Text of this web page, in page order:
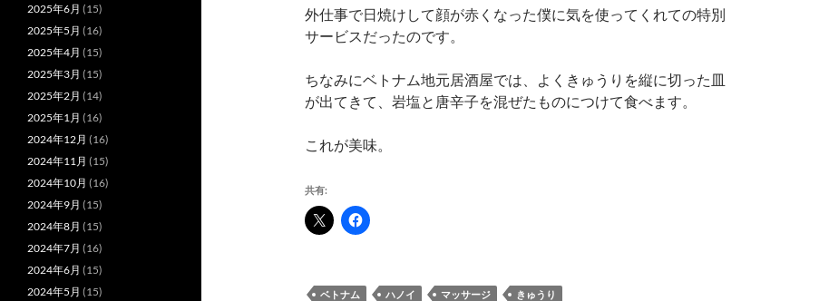
外仕事で日焼けして顔が赤くなった僕に気を使ってくれての特別
サービスだったのです。
ちなみにベトナム地元居酒屋では、よくきゅうりを縦に切った皿
が出てきて、岩塩と唐辛子を混ぜたものにつけて食べます。
これが美味。
共有:
ベトナム ハノイ マッサージ きゅうり
2025年6月 (15)
2025年5月 (16)
2025年4月 (15)
2025年3月 (15)
2025年2月 (14)
2025年1月 (16)
2024年12月 (16)
2024年11月 (15)
2024年10月 (16)
2024年9月 (15)
2024年8月 (15)
2024年7月 (16)
2024年6月 (15)
2024年5月 (15)